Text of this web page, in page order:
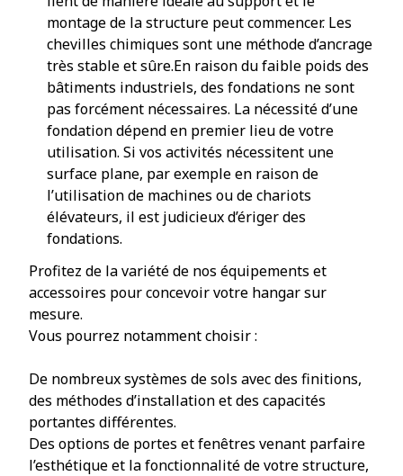
montage de la structure peut commencer. Les
chevilles chimiques sont une méthode d’ancrage
très stable et sûre.En raison du faible poids des
bâtiments industriels, des fondations ne sont
pas forcément nécessaires. La nécessité d’une
fondation dépend en premier lieu de votre
utilisation. Si vos activités nécessitent une
surface plane, par exemple en raison de
l’utilisation de machines ou de chariots
élévateurs, il est judicieux d’ériger des
fondations.
Profitez de la variété de nos équipements et
accessoires pour concevoir votre hangar sur
mesure.
Vous pourrez notamment choisir :
De nombreux systèmes de sols avec des finitions,
des méthodes d’installation et des capacités
portantes différentes.
Des options de portes et fenêtres venant parfaire
l’esthétique et la fonctionnalité de votre structure,